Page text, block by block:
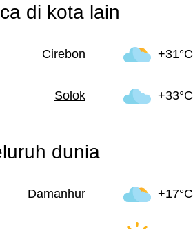
di kota lain
Cirebon +31°C
Solok +33°C
dunia
Damanhur +17°C